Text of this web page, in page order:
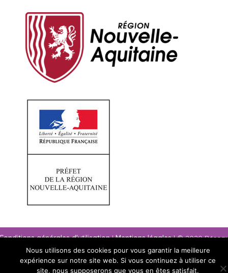
générales d'utilisation|Mentions légales| © 2020
paysage Nouvelle-Aquitaine
Nous utilisons des cookies pour vous garantir la meilleure
expérience sur notre site web. Si vous continuez à utiliser ce
site, nous supposerons que vous en êtes satisfait.